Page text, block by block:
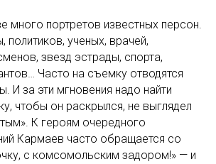
много портретов известных персон.
политиков, ученых, врачей,
звезд эстрады, спорта,
Часто на съемку отводятся
И за эти мгновения надо найти
чтобы он раскрылся, не выглядел
К героям очередного
Кармаев часто обращается со
с комсомольским задором!» — и